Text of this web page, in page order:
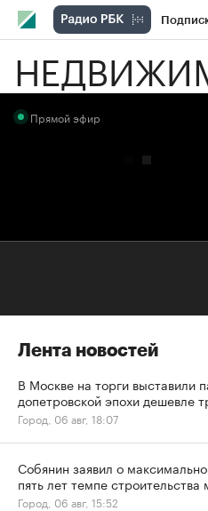
РБК Вино
Прямой эфир
Лента новостей
В Москве на торги выставили
допетровской эпохи дешевле
Город, 06 авг, 18:07
Собянин заявил о
пять лет темпе строительства
Город, 06 авг, 15:52